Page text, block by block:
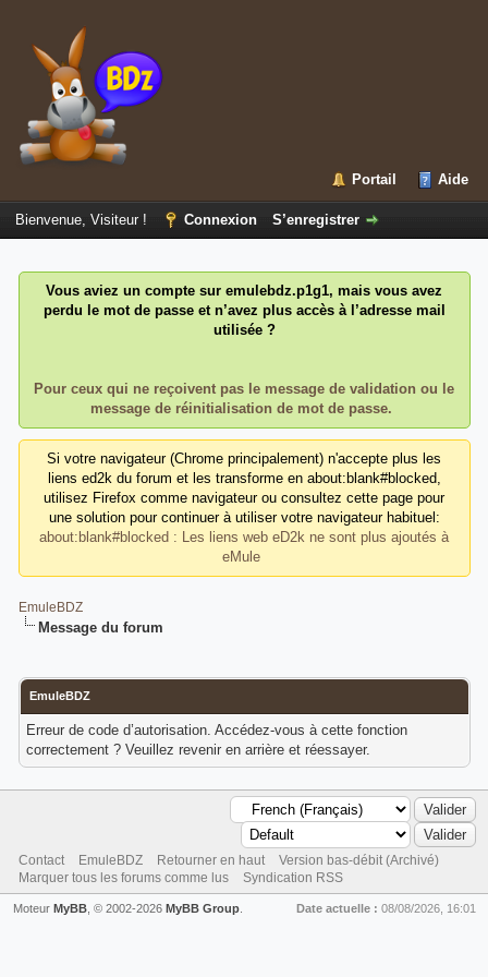
Portail Aide
Bienvenue, Visiteur ! Connexion S’enregistrer
Vous aviez un compte sur emulebdz.p1g1, mais vous avez
perdu le mot de passe et n’avez plus accès à l’adresse mail
utilisée ?
Pour ceux qui ne reçoivent pas le message de validation ou le
message de réinitialisation de mot de passe.
Si votre navigateur (Chrome principalement) n'accepte plus les
liens ed2k du forum et les transforme en about:blank#blocked,
utilisez Firefox comme navigateur ou consultez cette page pour
une solution pour continuer à utiliser votre navigateur habituel:
about:blank#blocked : Les liens web eD2k ne sont plus ajoutés à
eMule
EmuleBDZ
Message du forum
EmuleBDZ
Erreur de code d’autorisation. Accédez-vous à cette fonction
correctement ? Veuillez revenir en arrière et réessayer.
Contact EmuleBDZ Retourner en haut
Version bas-débit (Archivé)
Marquer tous les forums comme lus
Syndication RSS
Date actuelle : 08/08/2026, 16:01
Moteur MyBB, © 2002-2026 MyBB Group.